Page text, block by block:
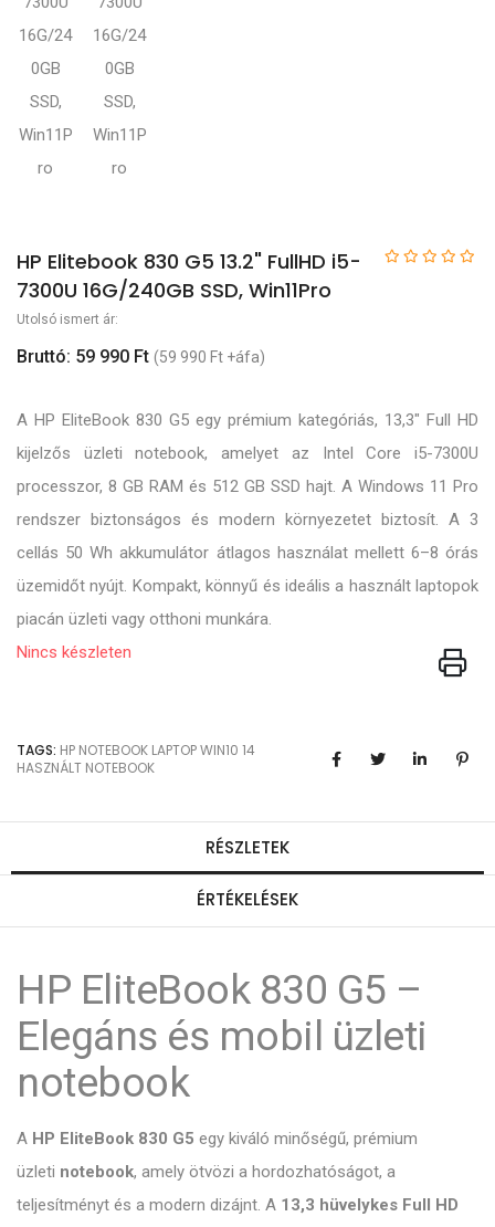
HP Elitebook 830 G5 13.2" FullHD i5-
7300U 16G/240GB SSD, Win11Pro
Utolsó ismert ár:
Bruttó: 59 990 Ft (59 990 Ft +áfa)
A HP EliteBook 830 G5 egy prémium kategóriás, 13,3" Full HD
kijelzős üzleti notebook, amelyet az Intel Core i5-7300U
processzor, 8 GB RAM és 512 GB SSD hajt. A Windows 11 Pro
rendszer biztonságos és modern környezetet biztosít. A 3
cellás 50 Wh akkumulátor átlagos használat mellett 6–8 órás
üzemidőt nyújt. Kompakt, könnyű és ideális a használt laptopok
piacán üzleti vagy otthoni munkára.
Nincs készleten
TAGS: HP NOTEBOOK LAPTOPWIN10 14
HASZNÁLT NOTEBOOK
RÉSZLETEK
ÉRTÉKELÉSEK
HP EliteBook 830 G5 –
Elegáns és mobil üzleti
notebook
A HP EliteBook 830 G5 egy kiváló minőségű, prémium
üzleti notebook, amely ötvözi a hordozhatóságot, a
teljesítményt és a modern dizájnt. A 13,3 hüvelykes Full HD